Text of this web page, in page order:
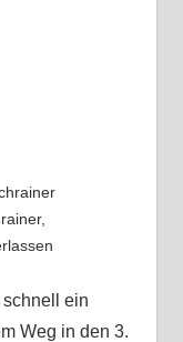
,
ein
Weg in den 3.